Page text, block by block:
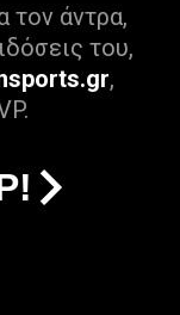
τον άντρα,
του,
,